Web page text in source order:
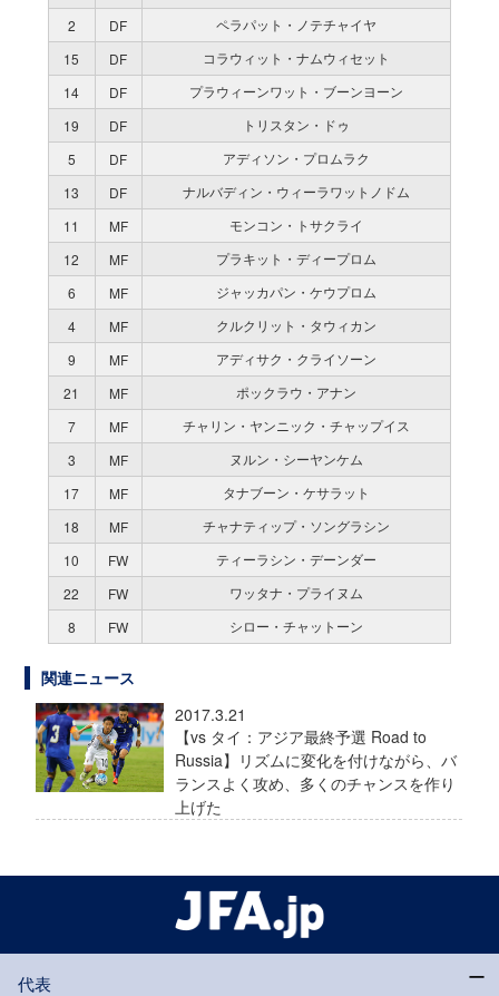
2
DF
ペラパット・ノテチャイヤ
15
DF
コラウィット・ナムウィセット
14
DF
プラウィーンワット・ブーンヨーン
19
DF
トリスタン・ドゥ
5
DF
アディソン・プロムラク
13
DF
ナルバディン・ウィーラワットノドム
11
MF
モンコン・トサクライ
12
MF
プラキット・ディープロム
6
MF
ジャッカパン・ケウプロム
4
MF
クルクリット・タウィカン
9
MF
アディサク・クライソーン
21
MF
ポックラウ・アナン
7
MF
チャリン・ヤンニック・チャップイス
3
MF
ヌルン・シーヤンケム
17
MF
タナブーン・ケサラット
18
MF
チャナティップ・ソングラシン
10
FW
ティーラシン・デーンダー
22
FW
ワッタナ・プライヌム
8
FW シロー・チャットーン
関連ニュース
2017.3.21
【vs タイ：アジア最終予選 Road to
Russia】リズムに変化を付けながら、バ
ランスよく攻め、多くのチャンスを作り
上げた
代表